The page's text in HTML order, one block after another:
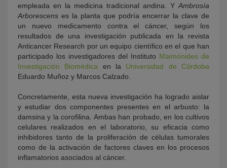
empleada en la medicina tradicional andina. Y Ambrosía
Arborescens es la planta que podría encerrar la clave de
un nuevo medicamento contra el cáncer, según los
resultados de una investigación publicada en la revista
Anticancer Research por un equipo científico en el que han
participado los investigadores del Instituto Maimónides de
Investigación Biomédica en la Universidad de Córdoba
Eduardo Muñoz y Marcos Calzado.
Concretamente, esta nueva investigación ha logrado aislar
y estudiar dos componentes presentes en el arbusto: la
damsina y la corofilina. Ambas han probado, en los cultivos
celulares realizados en el laboratorio, su eficacia como
inhibidores tanto de la proliferación de células tumorales
como de la activación de factores claves en los procesos
inflamatorios asociados al cáncer.